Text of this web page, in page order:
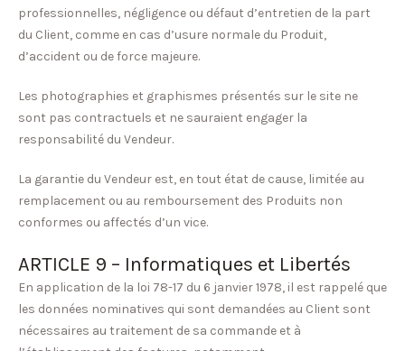
professionnelles, négligence ou défaut d’entretien de la part
du Client, comme en cas d’usure normale du Produit,
d’accident ou de force majeure.
Les photographies et graphismes présentés sur le site ne
sont pas contractuels et ne sauraient engager la
responsabilité du Vendeur.
La garantie du Vendeur est, en tout état de cause, limitée au
remplacement ou au remboursement des Produits non
conformes ou affectés d’un vice.
ARTICLE 9 – Informatiques et Libertés
En application de la loi 78-17 du 6 janvier 1978, il est rappelé que
les données nominatives qui sont demandées au Client sont
nécessaires au traitement de sa commande et à